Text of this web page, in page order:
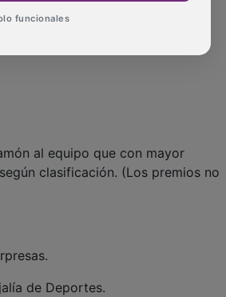
al equipo que con mayor
clasificación. (Los premios no
de Deportes.
funcionales